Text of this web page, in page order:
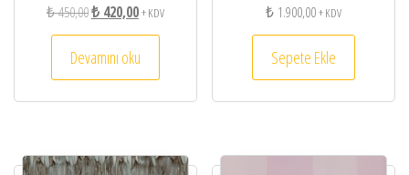
₺450,00Orijinal fiyat: ₺ 450,00.
₺420,00Şu andaki fiyat: ₺ 420,00.
+ KDV
Devamını oku
₺ 1.900,00+ KDV
Sepete Ekle